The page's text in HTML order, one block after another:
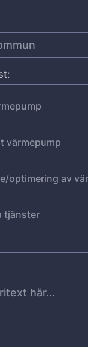
värmepump
optimering av
tjänster